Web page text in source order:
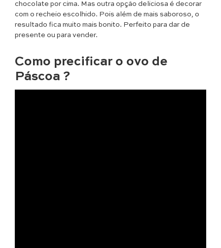
chocolate por cima. Mas outra opção deliciosa é decorar
com o recheio escolhido. Pois além de mais saboroso, o
resultado fica muito mais bonito. Perfeito para dar de
presente ou para vender.
Como precificar o ovo de
Páscoa ?